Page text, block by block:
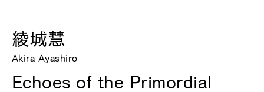
綾城慧
Akira Ayashiro
Echoes of the Primordial